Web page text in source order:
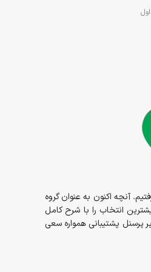
و در سال 1400 تصمیم بر راه اندازی داروخانه آنلاین گرفتیم. آنچه اکنون به عنوان گروه
انتخاب را با شرح کامل
پرسنل پشتیبانی همواره سعی